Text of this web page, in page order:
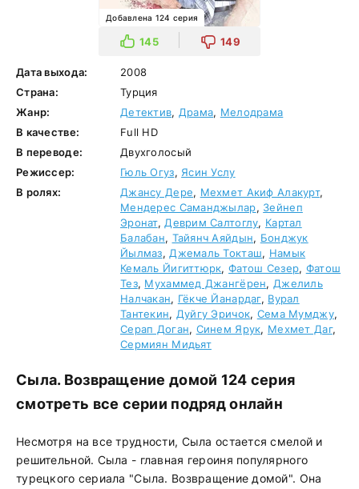
Добавлена 124 серия
145 149
Дата выхода:
2008
Страна:
Турция
Жанр:
Детектив, Драма, Мелодрама
В качестве:
Full HD
В переводе:
Двухголосый
Режиссер:
Гюль Огуз, Ясин Услу
В ролях:
Джансу Дере, Мехмет Акиф Алакурт,
Мендерес Саманджылар, Зейнеп
Эронат, Деврим Салтоглу, Картал
Балабан, Тайянч Аяйдын, Бонджук
Йылмаз, Джемаль Токташ, Намык
Кемаль Йигиттюрк,Фатош Сезер, Фатош
Тез, Мухаммед Джангёрен, Джелиль
Налчакан, Гёкче Йанардаг, Вурал
Тантекин, Дуйгу Эричок, Сема Мумджу,
Серап Доган, Синем Ярук, Мехмет Даг,
Сермиян Мидьят
Сыла. Возвращение домой 124 серия
смотреть все серии подряд онлайн
Несмотря на все трудности, Сыла остается смелой и
решительной. Сыла - главная героиня популярного
турецкого сериала "Сыла. Возвращение домой". Она